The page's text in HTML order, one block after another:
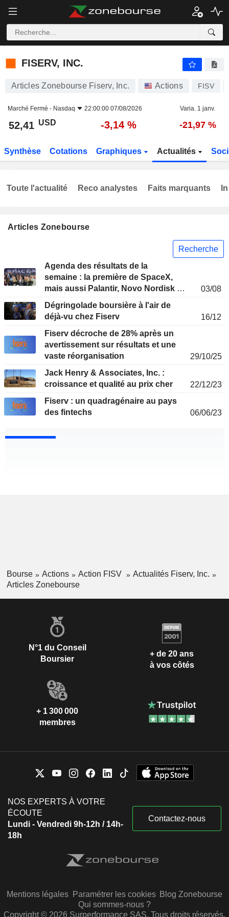
FISERV, INC.
FISERV, INC.
Articles Zonebourse Fiserv, Inc. Actions FISV
Marché Fermé - Nasdaq 22:00:00 07/08/2026 Varia. 1 janv.
52,41 USD -3,14 % -21,97 %
Synthèse Cotations Graphiques Actualités
Articles Zonebourse
Recherche
Agenda des résultats de la
semaine : la première de SpaceX,
mais aussi Palantir, Novo Nordisk et
Siemens
03/08
Dégringolade boursière à l'air de
déjà-vu chez Fiserv
16/12
Fiserv décroche de 28% après un
avertissement sur résultats et une
vaste réorganisation
29/10/25
Jack Henry & Associates, Inc. :
croissance et qualité au prix cher
22/12/23
Fiserv : un quadragénaire au pays
des fintechs
06/06/23
Toute l'actualité Reco analystes Faits marquants
Bourse Actions Action FISV
Actualités Fiserv, Inc.
Articles Zonebourse
N°1 du Conseil
Boursier
+ de 20 ans
à vos côtés
+ 1 300 000
membres
NOS EXPERTS À VOTRE
ÉCOUTE
Lundi - Vendredi 9h-12h / 14h-
18h
Contactez-nous
Mentions légales Paramétrer les cookies Blog Zonebourse
Qui sommes-nous ?
Copyright © 2026 Surperformance SAS. Tous droits réservés.